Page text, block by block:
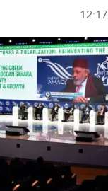
12:17